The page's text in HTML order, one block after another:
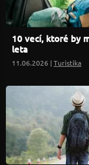
10 vecí, ktoré by
leta
11.06.2026 |Turistika